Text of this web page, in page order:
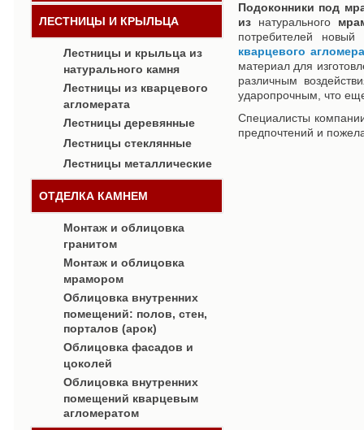
ЛЕСТНИЦЫ И КРЫЛЬЦА
Лестницы и крыльца из
натурального камня
Лестницы из кварцевого
агломерата
Лестницы деревянные
Лестницы стеклянные
Лестницы металлические
ОТДЕЛКА КАМНЕМ
Монтаж и облицовка
гранитом
Монтаж и облицовка
мрамором
Облицовка внутренних
помещений: полов, стен,
порталов (арок)
Облицовка фасадов и
цоколей
Облицовка внутренних
помещений кварцевым
агломератом
Подоконники под
из натурального
потребителей
кварцевого
материал для
различным
ударопрочным, что
Специалисты
предпочтений и